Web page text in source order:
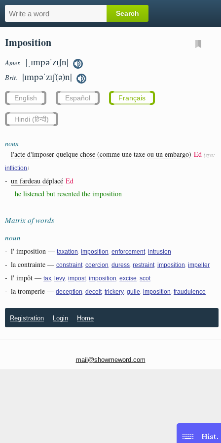
Imposition
Amer. |ˌɪmpəˈzɪʃn|
Brit. |ɪmpəˈzɪʃ(ə)n|
English Español Français
Hindi (हिन्दी)
noun
- l'acte d'imposer quelque chose (comme une taxe ou un embargo) Ed (syn:
infliction )
- un fardeau déplacé Ed
he listened but resented the imposition
Matrix of words
noun
- l' imposition — taxation imposition enforcement intrusion
- la contrainte — constraint coercion duress restraint imposition impeller
- l' impôt — tax levy impost imposition excise scot
- la tromperie — deception deceit trickery guile imposition fraudulence
Registration Login Home
mail@showmeword.com